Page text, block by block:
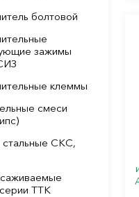
болтовой
зажимы
клеммы
смеси
стальные СКС,
ТТК